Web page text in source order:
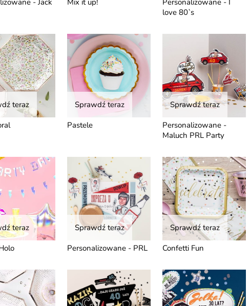
love 80`s
teraz
Sprawdź teraz
Pastele
Sprawdź teraz
Personalizowane -
Maluch PRL Party
teraz
Sprawdź teraz
Personalizowane - PRL
Sprawdź teraz
Confetti Fun